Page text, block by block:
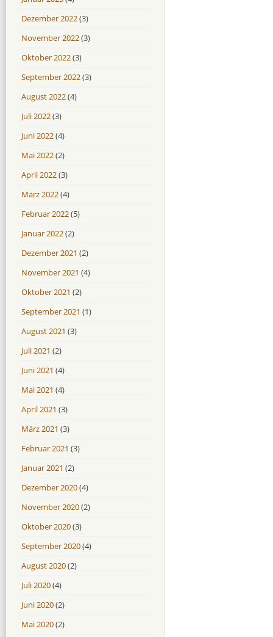
Dezember 2022(3)
November 2022(3)
Oktober 2022(3)
September 2022(3)
August 2022(4)
Juli 2022(3)
Juni 2022(4)
Mai 2022(2)
April 2022(3)
März 2022(4)
Februar 2022(5)
Januar 2022(2)
Dezember 2021 (2)
November 2021 (4)
Oktober 2021 (2)
September 2021 (1)
August 2021 (3)
Juli 2021 (2)
Juni 2021 (4)
Mai 2021 (4)
April 2021 (3)
März 2021 (3)
Februar 2021 (3)
Januar 2021 (2)
Dezember 2020(4)
November 2020(2)
Oktober 2020(3)
September 2020(4)
August 2020(2)
Juli 2020(4)
Juni 2020(2)
Mai 2020(2)